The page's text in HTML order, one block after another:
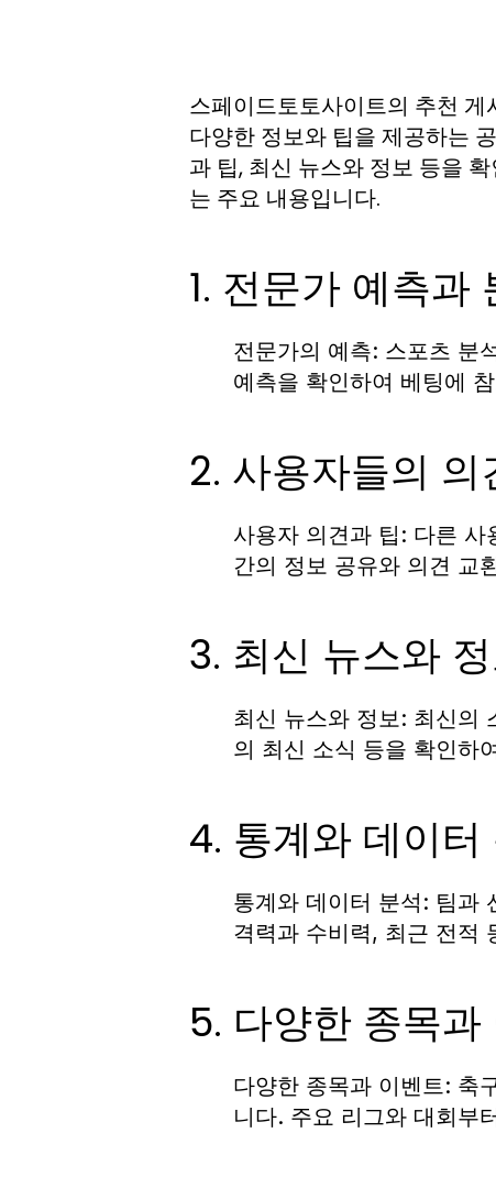
스페이드토토사이트의 추천
다양한 정보와 팁을 제공하는
과 팁, 최신 뉴스와 정보 등을
는 주요 내용입니다.
1. 전문가 예측과
전문가의 예측: 스포츠 분
예측을 확인하여 베팅에
2. 사용자들의 의
사용자 의견과 팁: 다른 사
간의 정보 공유와 의견 교
3. 최신 뉴스와
최신 뉴스와 정보: 최신의
의 최신 소식 등을 확인하
4. 통계와 데이터
통계와 데이터 분석: 팀과
격력과 수비력, 최근 전적
5. 다양한 종목과
다양한 종목과 이벤트: 축
니다. 주요 리그와 대회부